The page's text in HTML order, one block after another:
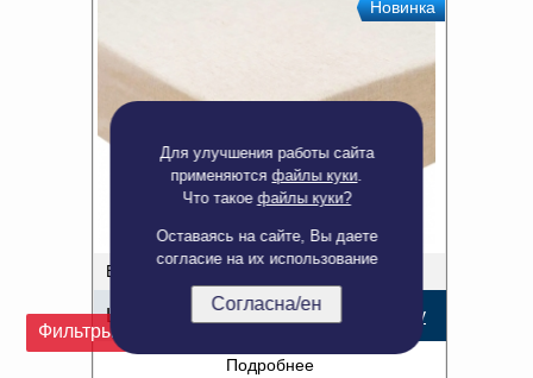
Для улучшения работы сайта
применяютсяфайлы куки.
Что такое файлы куки?
Оставаясь на сайте, Вы даете
согласие на их использование
Согласна/ен
Фильтры
Новинка
В наличии: 17 шт.
Цена: 1 693,02р. В корзину
Подробнее